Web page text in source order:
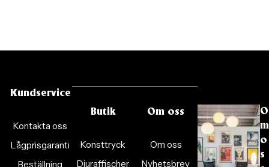
Kundservice
Kontakta oss
Lågprisgaranti
Beställning
Butik
Konsttryck
Djuraffischer
Om oss
Om oss
Nyhetsbrev
O
m
o
s